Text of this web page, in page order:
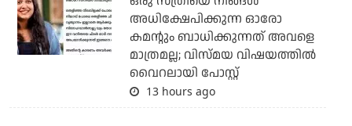
അധിക്ഷേപിക്കുന്ന ഓരോ
കമന്റും ബാധിക്കുന്നത് അവളെ
മാത്രമല്ല; വിസ്മയ വിഷയത്തില്‍
വൈറലായി പോസ്റ്റ്
13 hours ago